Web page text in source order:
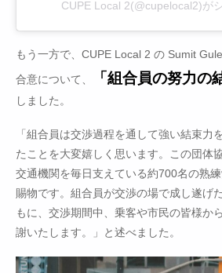
CUPE Local 2(@cupelocal2)が
もう一方で、CUPE Local 2 の Sumit
合意について、
「組合員の努力の
しました。
「組合員は交渉過程を通して強い結束力
たことを大変嬉しく思います。この団体
交通機関を毎日支えている約700名の熟
賜物です。組合員が交渉の場で成し遂げ
もに、交渉期間中、乗客や市民の皆様か
謝いたします。」と述べました。